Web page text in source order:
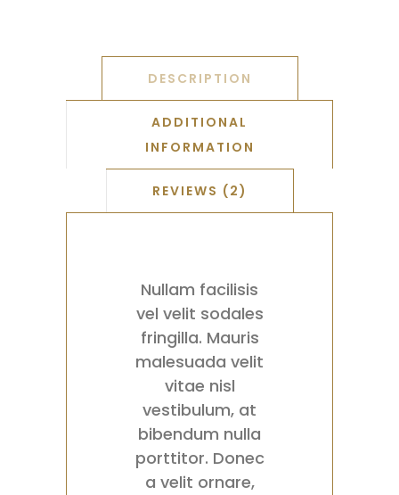
DESCRIPTION
ADDITIONAL
INFORMATION
REVIEWS (2)
Nullam facilisis
vel velit sodales
fringilla. Mauris
malesuada velit
vitae nisl
vestibulum, at
bibendum nulla
porttitor. Donec
a velit ornare,